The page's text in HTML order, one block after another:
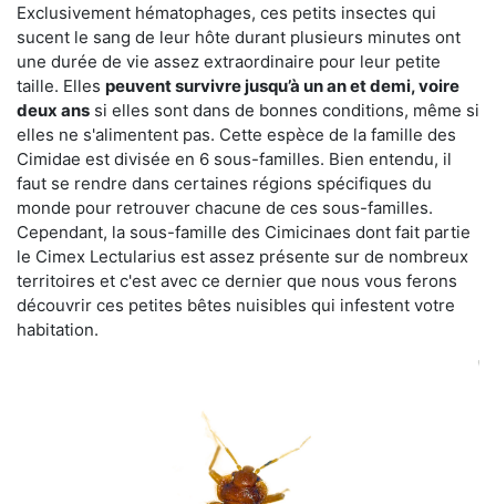
Exclusivement hématophages, ces petits insectes qui
sucent le sang de leur hôte durant plusieurs minutes ont
une durée de vie assez extraordinaire pour leur petite
taille. Elles peuvent survivre jusqu’à un an et demi, voire
deux ans si elles sont dans de bonnes conditions, même si
elles ne s'alimentent pas. Cette espèce de la famille des
Cimidae est divisée en 6 sous-familles. Bien entendu, il
faut se rendre dans certaines régions spécifiques du
monde pour retrouver chacune de ces sous-familles.
Cependant, la sous-famille des Cimicinaes dont fait partie
le Cimex Lectularius est assez présente sur de nombreux
territoires et c'est avec ce dernier que nous vous ferons
découvrir ces petites bêtes nuisibles qui infestent votre
habitation.